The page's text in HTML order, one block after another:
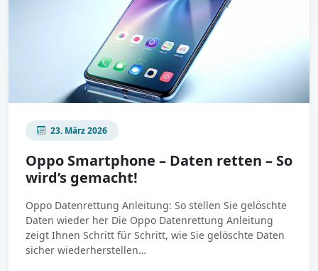
23. März 2026
Oppo Smartphone – Daten retten – So
wird’s gemacht!
Oppo Datenrettung Anleitung: So stellen Sie gelöschte
Daten wieder her Die Oppo Datenrettung Anleitung
zeigt Ihnen Schritt für Schritt, wie Sie gelöschte Daten
sicher wiederherstellen…